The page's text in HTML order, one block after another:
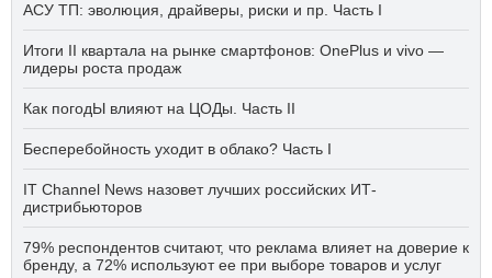
АСУ ТП: эволюция, драйверы, риски и пр. Часть I
Итоги II квартала на рынке смартфонов: OnePlus и vivo —
лидеры роста продаж
Как погодЫ влияют на ЦОДы. Часть II
Бесперебойность уходит в облако? Часть I
IT Channel News назовет лучших российских ИТ-
дистрибьюторов
79% респондентов считают, что реклама влияет на доверие к
бренду, а 72% используют ее при выборе товаров и услуг